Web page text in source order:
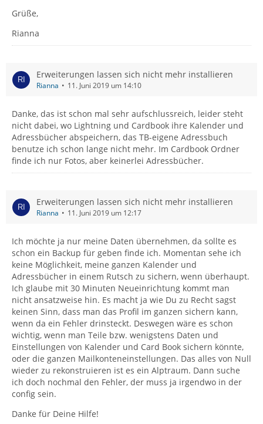
Grüße,
Rianna
Erweiterungen lassen sich nicht mehr installieren
Rianna 11. Juni 2019 um 14:10
Danke, das ist schon mal sehr aufschlussreich, leider steht
nicht dabei, wo Lightning und Cardbook ihre Kalender und
Adressbücher abspeichern, das TB-eigene Adressbuch
benutze ich schon lange nicht mehr. Im Cardbook Ordner
finde ich nur Fotos, aber keinerlei Adressbücher.
Erweiterungen lassen sich nicht mehr installieren
Rianna 11. Juni 2019 um 12:17
Ich möchte ja nur meine Daten übernehmen, da sollte es
schon ein Backup für geben finde ich. Momentan sehe ich
keine Möglichkeit, meine ganzen Kalender und
Adressbücher in einem Rutsch zu sichern, wenn überhaupt.
Ich glaube mit 30 Minuten Neueinrichtung kommt man
nicht ansatzweise hin. Es macht ja wie Du zu Recht sagst
keinen Sinn, dass man das Profil im ganzen sichern kann,
wenn da ein Fehler drinsteckt. Deswegen wäre es schon
wichtig, wenn man Teile bzw. wenigstens Daten und
Einstellungen von Kalender und Card Book sichern könnte,
oder die ganzen Mailkonteneinstellungen. Das alles von Null
wieder zu rekonstruieren ist es ein Alptraum. Dann suche
ich doch nochmal den Fehler, der muss ja irgendwo in der
config sein.
Danke für Deine Hilfe!